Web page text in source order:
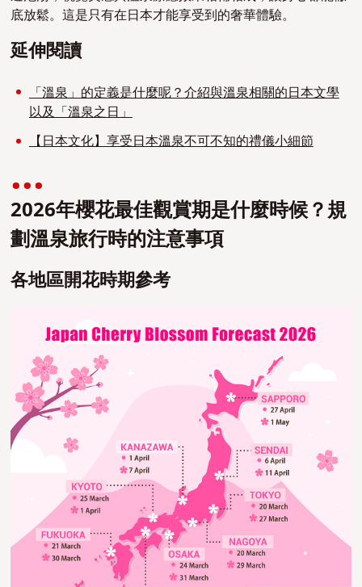
底放鬆。這是只有在日本才能享受到的奢華體驗。
延伸閱讀
「溫泉」的定義是什麼呢？介紹與溫泉相關的日本文學
以及「溫泉之日」
【日本文化】享受日本溫泉不可不知的禮儀小細節
2026年櫻花最佳觀賞期是什麼時候？規
劃溫泉旅行時的注意事項
各地區開花時期參考